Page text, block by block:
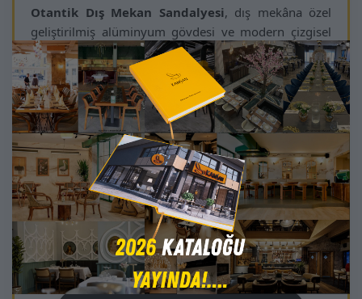
Otantik Dış Mekan Sandalyesi, dış mekâna özel
geliştirilmiş alüminyum gövdesi ve modern çizgisel
sırt tasarımıyla hem profesyonel işletmeler hem de
şık ev terasları için ideal bir oturma çözümüdür.
Hafif ama son derece dayanıklı yapısı sayesinde kolay
taşınabilir; hava koşullarına dirençli elektrostatik fırın
boya yüzeyi ile uzun yıllar ilk günkü formunu korur.
Yatay çizgi formundaki oturum ve sırt tasarımı,
ergonomik oturma deneyimi sunarken modern dış
mekân dekorasyonlarında güçlü bir görsel vurgu
yaratır. İstiflenebilir yapısı sayesinde cafe, restoran,
otel açık alanları, sahil işletmeleri, balkon ve veranda
gibi yoğun kullanım alanlarında büyük kolaylık sağlar.